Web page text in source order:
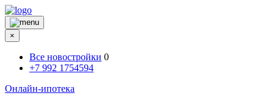
×
Все новостройки 0
+7 992 1754594
Онлайн-ипотека